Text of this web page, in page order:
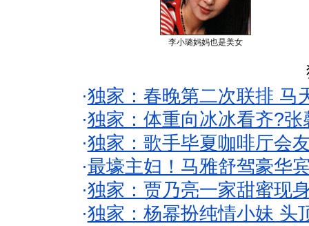
李小璐妈妈也是美女
·独家：春晚第二次联排 马
·独家：体重向冰冰看齐?
·独家：歌手毕夏咖啡厅会
·最壕主妇！马雅舒驾豪华
·独家：贾乃亮一家甜蜜现
·独家：杨幂扮纯情小妹 头